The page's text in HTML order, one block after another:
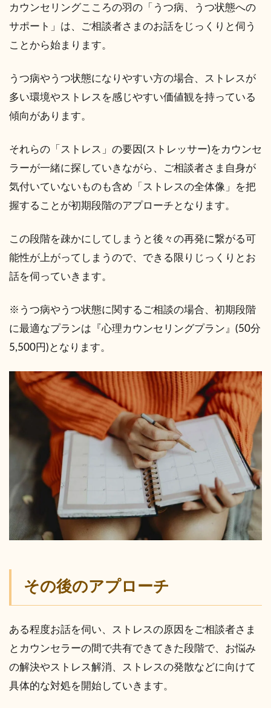
カウンセリングこころの羽の「うつ病、うつ状態への
サポート」は、ご相談者さまのお話をじっくりと伺う
ことから始まります。
うつ病やうつ状態になりやすい方の場合、ストレスが
多い環境やストレスを感じやすい価値観を持っている
傾向があります。
それらの「ストレス」の要因(ストレッサー)をカウンセ
ラーが一緒に探していきながら、ご相談者さま自身が
気付いていないものも含め「ストレスの全体像」を把
握することが初期段階のアプローチとなります。
この段階を疎かにしてしまうと後々の再発に繋がる可
能性が上がってしまうので、できる限りじっくりとお
話を伺っていきます。
※うつ病やうつ状態に関するご相談の場合、初期段階
に最適なプランは『心理カウンセリングプラン』(50分
5,500円)となります。
その後のアプローチ
ある程度お話を伺い、ストレスの原因をご相談者さま
とカウンセラーの間で共有できてきた段階で、お悩み
の解決やストレス解消、ストレスの発散などに向けて
具体的な対処を開始していきます。